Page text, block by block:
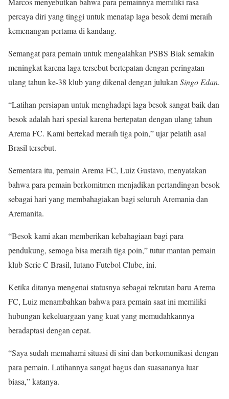
percaya diri yang tinggi untuk menatap laga besok demi meraih
kemenangan pertama di kandang.
Semangat para pemain untuk mengalahkan PSBS Biak semakin
meningkat karena laga tersebut bertepatan dengan peringatan
ulang tahun ke-38 klub yang dikenal dengan julukanSingo Edan.
“Latihan persiapan untuk menghadapi laga besok sangat baik dan
besok adalah hari spesial karena bertepatan dengan ulang tahun
Arema FC. Kami bertekad meraih tiga poin,” ujar pelatih asal
Brasil tersebut.
Sementara itu, pemain Arema FC, Luiz Gustavo, menyatakan
bahwa para pemain berkomitmen menjadikan pertandingan besok
sebagai hari yang membahagiakan bagi seluruh Aremania dan
Aremanita.
“Besok kami akan memberikan kebahagiaan bagi para
pendukung, semoga bisa meraih tiga poin,” tutur mantan pemain
klub Serie C Brasil, Iutano Futebol Clube, ini.
Ketika ditanya mengenai statusnya sebagai rekrutan baru Arema
FC, Luiz menambahkan bahwa para pemain saat ini memiliki
hubungan kekeluargaan yang kuat yang memudahkannya
beradaptasi dengan cepat.
“Saya sudah memahami situasi di sini dan berkomunikasi dengan
para pemain. Latihannya sangat bagus dan suasananya luar
biasa,” katanya.